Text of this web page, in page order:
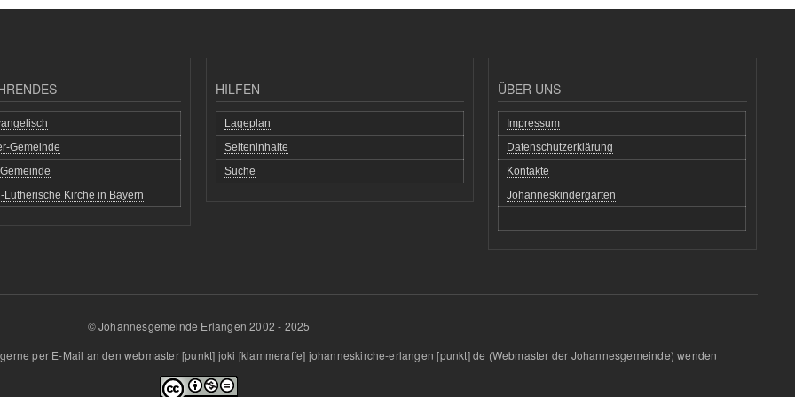
Gemeinde
Lutherische Kirche in Bayern
HILFEN
Lageplan
Seiteninhalte
Suche
ÜBER UNS
Impressum
Datenschutzerklärung
Kontakte
Johanneskindergarten
© Johannesgemeinde Erlangen 2002 - 2025
per E-Mail an denwebmaster[punkt] joki [klammeraffe] johanneskirche-erlangen [punkt]de (Webmaster der Johannesgemeinde) wenden